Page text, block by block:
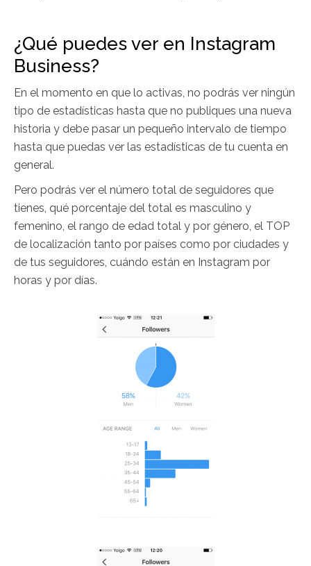
¿Qué puedes ver en Instagram
Business?
En el momento en que lo activas, no podrás ver ningún
tipo de estadísticas hasta que no publiques una nueva
historia y debe pasar un pequeño intervalo de tiempo
hasta que puedas ver las estadísticas de tu cuenta en
general.
Pero podrás ver el número total de seguidores que
tienes, qué porcentaje del total es masculino y
femenino, el rango de edad total y por género, el TOP
de localización tanto por países como por ciudades y
de tus seguidores, cuándo están en Instagram por
horas y por días.